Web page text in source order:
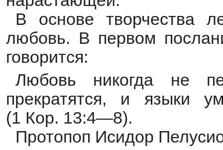
В основе творчества
любовь. В первом
говорится:
Любовь никогда не
прекратятся, и языки
(1 Кор. 13:4—8).
Протопоп Исидор